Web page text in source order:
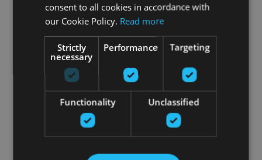
consent to all cookies in accordance with
our Cookie Policy. Read more
Strictly
necessary
Performance Targeting
Functionality Unclassified